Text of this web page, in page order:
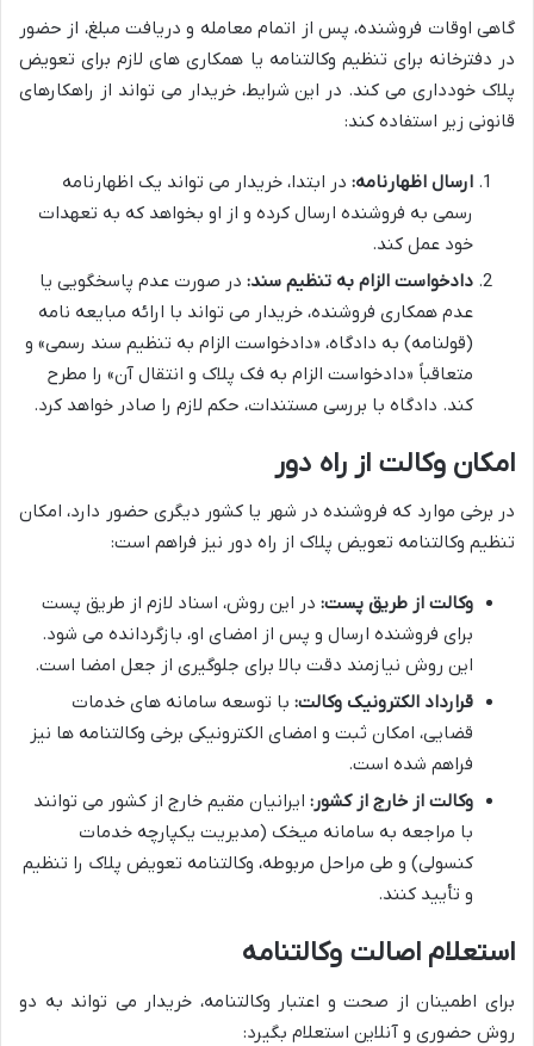
گاهی اوقات فروشنده، پس از اتمام معامله و دریافت مبلغ، از حضور
در دفترخانه برای تنظیم وکالتنامه یا همکاری های لازم برای تعویض
پلاک خودداری می کند. در این شرایط، خریدار می تواند از راهکارهای
قانونی زیر استفاده کند:
ارسال اظهارنامه: در ابتدا، خریدار می تواند یک اظهارنامه
رسمی به فروشنده ارسال کرده و از او بخواهد که به تعهدات
خود عمل کند.
دادخواست الزام به تنظیم سند: در صورت عدم پاسخگویی یا
عدم همکاری فروشنده، خریدار می تواند با ارائه مبایعه نامه
(قولنامه) به دادگاه، «دادخواست الزام به تنظیم سند رسمی» و
متعاقباً «دادخواست الزام به فک پلاک و انتقال آن» را مطرح
کند. دادگاه با بررسی مستندات، حکم لازم را صادر خواهد کرد.
امکان وکالت از راه دور
در برخی موارد که فروشنده در شهر یا کشور دیگری حضور دارد، امکان
تنظیم وکالتنامه تعویض پلاک از راه دور نیز فراهم است:
وکالت از طریق پست: در این روش، اسناد لازم از طریق پست
برای فروشنده ارسال و پس از امضای او، بازگردانده می شود.
این روش نیازمند دقت بالا برای جلوگیری از جعل امضا است.
قرارداد الکترونیک وکالت: با توسعه سامانه های خدمات
قضایی، امکان ثبت و امضای الکترونیکی برخی وکالتنامه ها نیز
فراهم شده است.
وکالت از خارج از کشور: ایرانیان مقیم خارج از کشور می توانند
با مراجعه به سامانه میخک (مدیریت یکپارچه خدمات
کنسولی) و طی مراحل مربوطه، وکالتنامه تعویض پلاک را تنظیم
و تأیید کنند.
استعلام اصالت وکالتنامه
برای اطمینان از صحت و اعتبار وکالتنامه، خریدار می تواند به دو
روش حضوری و آنلاین استعلام بگیرد: